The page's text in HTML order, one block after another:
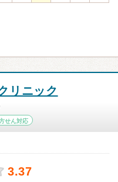
リニック
せん対応
3.37